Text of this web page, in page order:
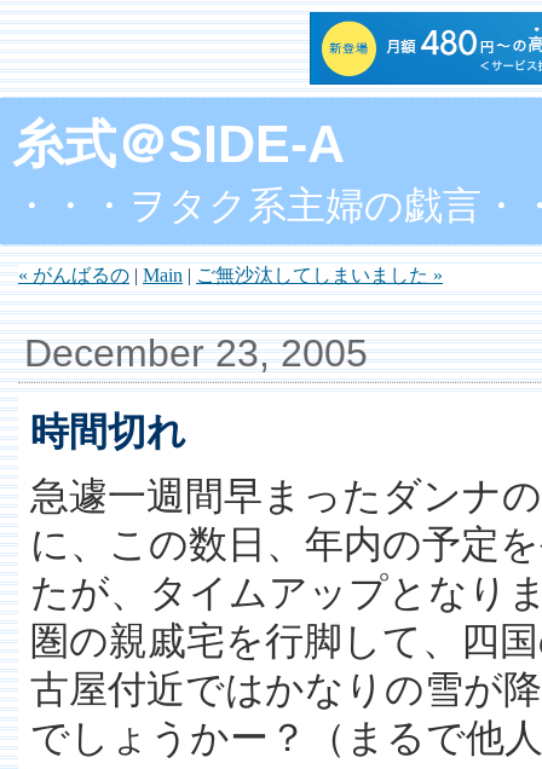
糸式＠SIDE-A
・・・ヲタク系主婦の戯言・
« がんばるの | Main | ご無沙汰してしまいました »
December 23, 2005
時間切れ
急遽一週間早まったダンナ
に、この数日、年内の予定
たが、タイムアップとなり
圏の親戚宅を行脚して、四
古屋付近ではかなりの雪が
でしょうかー？（まるで他